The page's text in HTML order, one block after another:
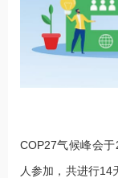
COP27气候峰会
人参加，共进行